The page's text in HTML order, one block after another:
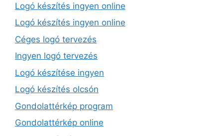
Logó készítés ingyen online
Logó készítés ingyen online
Céges logó tervezés
Ingyen logó tervezés
Logó készítése ingyen
Logó készítés olcsón
Gondolattérkép program
Gondolattérkép online